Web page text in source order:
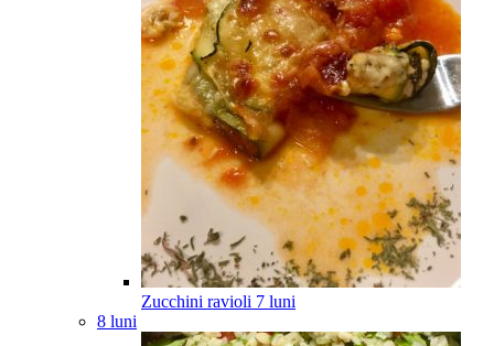
Zucchini ravioli 7 luni
8 luni